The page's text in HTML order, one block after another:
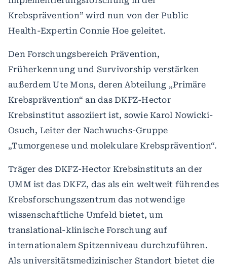
Krebsprävention” wird nun von der Public
Health-Expertin Connie Hoe geleitet.
Den Forschungsbereich Prävention,
Früherkennung und Survivorship verstärken
außerdem Ute Mons, deren Abteilung „Primäre
Krebsprävention“ an das DKFZ-Hector
Krebsinstitut assoziiert ist, sowie Karol Nowicki-
Osuch, Leiter der Nachwuchs-Gruppe
„Tumorgenese und molekulare Krebsprävention“.
Träger des DKFZ-Hector Krebsinstituts an der
UMM ist das DKFZ, das als ein weltweit führendes
Krebsforschungszentrum das notwendige
wissenschaftliche Umfeld bietet, um
translational-klinische Forschung auf
internationalem Spitzenniveau durchzuführen.
Als universitätsmedizinischer Standort bietet die